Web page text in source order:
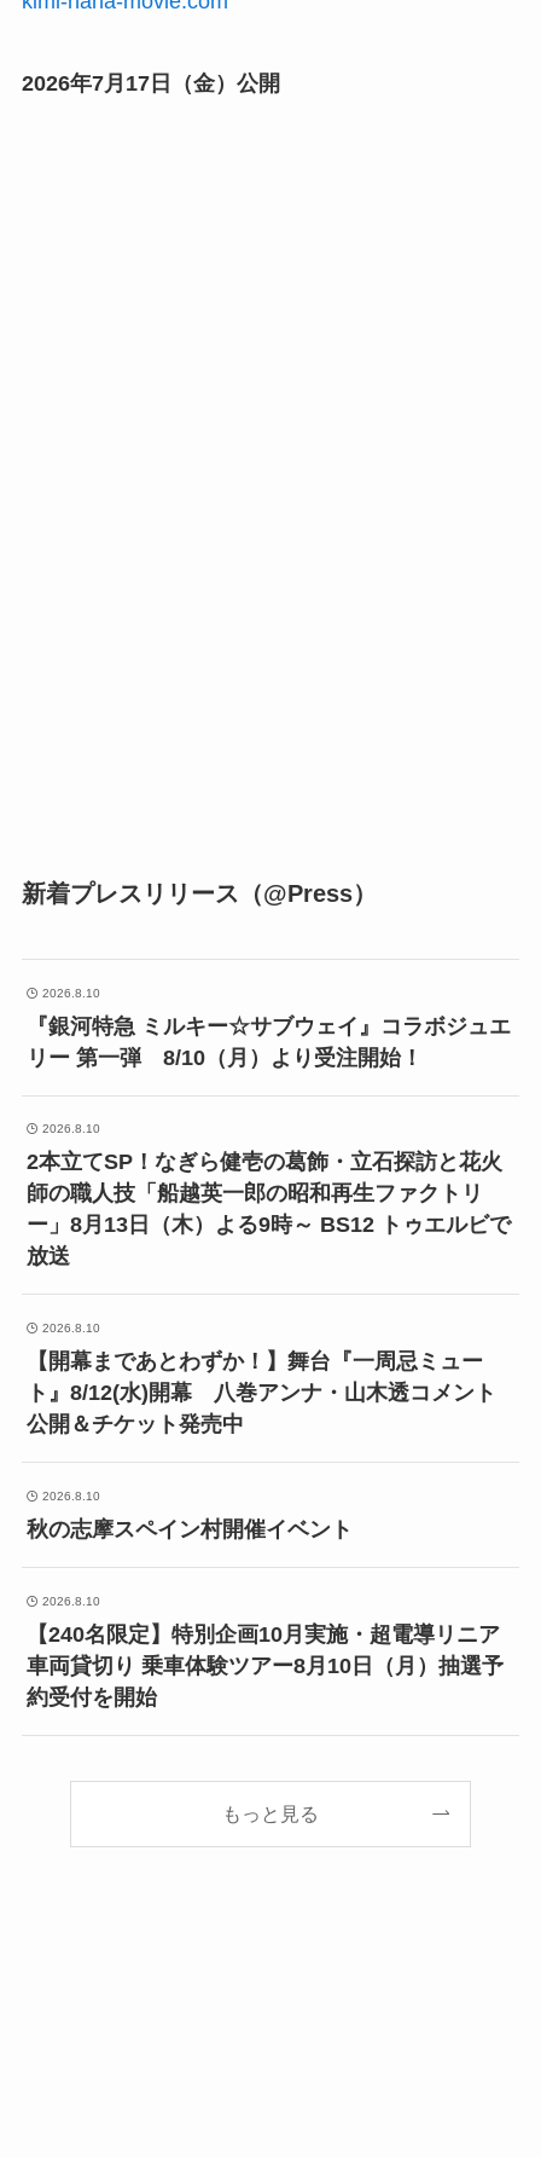
2026年7月17日（金）公開
新着プレスリリース（@Press）
2026.8.10
『銀河特急 ミルキー☆サブウェイ』コラボジュエ
リー 第一弾 8/10（月）より受注開始！
2026.8.10
2本立てSP！なぎら健壱の葛飾・立石探訪と花火
師の職人技「船越英一郎の昭和再生ファクトリ
ー」8月13日（木）よる9時～ BS12 トゥエルビで
放送
2026.8.10
【開幕まであとわずか！】舞台『一周忌ミュー
ト』8/12(水)開幕 八巻アンナ・山木透コメント
公開＆チケット発売中
2026.8.10
秋の志摩スペイン村開催イベント
2026.8.10
【240名限定】特別企画10月実施・超電導リニア
車両貸切り 乗車体験ツアー8月10日（月）抽選予
約受付を開始
もっと見る